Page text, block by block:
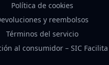
Política de cookies
y reembolsos
Términos del servicio
al consumidor – SIC Facilita